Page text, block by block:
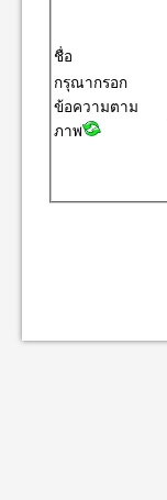
ชื่อ
กรุณากรอก
ข้อความตาม
ภาพ